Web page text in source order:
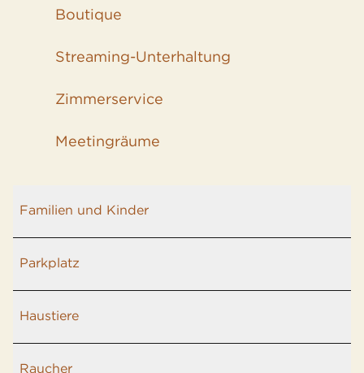
Boutique
Streaming-Unterhaltung
Zimmer­service
Meeting­räume
Familien und Kinder
Parkplatz
Haustiere
Raucher